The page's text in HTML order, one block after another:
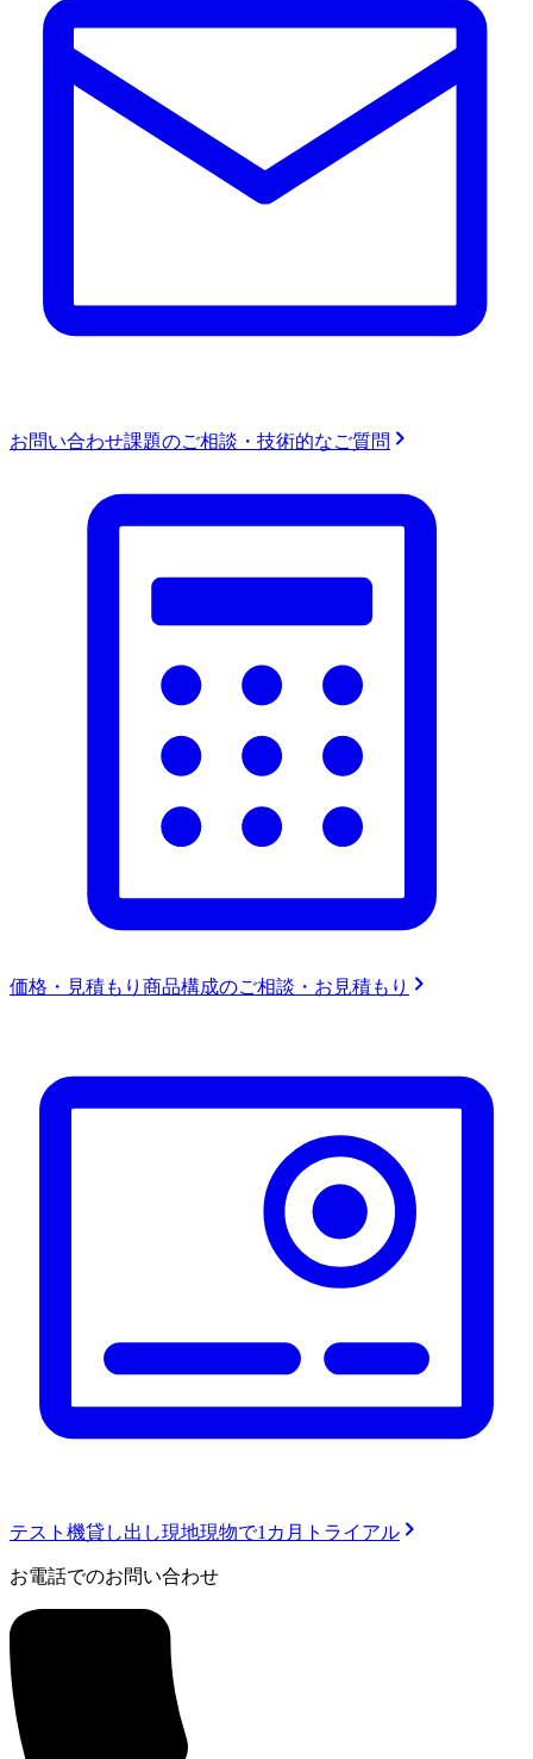
お問い合わせ課題のご相談・技術的なご質問
価格・見積もり 商品構成のご相談・お見積もり
テスト機貸し出し現地現物で1カ月トライアル
お電話でのお問い合わせ